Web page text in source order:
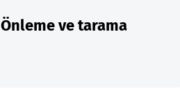
Önleme ve tarama